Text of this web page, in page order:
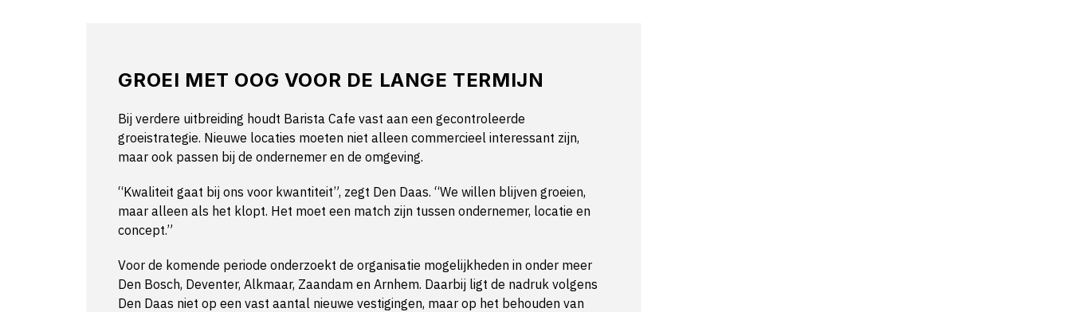
GROEI MET OOG VOOR DE LANGE TERMIJN
Bij verdere uitbreiding houdt Barista Cafe vast aan een gecontroleerde
groeistrategie. Nieuwe locaties moeten niet alleen commercieel interessant zijn,
maar ook passen bij de ondernemer en de omgeving.
“Kwaliteit gaat bij ons voor kwantiteit”, zegt Den Daas. “We willen blijven groeien,
maar alleen als het klopt. Het moet een match zijn tussen ondernemer, locatie en
concept.”
Voor de komende periode onderzoekt de organisatie mogelijkheden in onder meer
Den Bosch, Deventer, Alkmaar, Zaandam en Arnhem. Daarbij ligt de nadruk volgens
Den Daas niet op een vast aantal nieuwe vestigingen, maar op het behouden van